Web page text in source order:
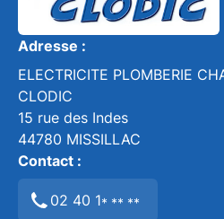
Adresse :
ELECTRICITE PLOMBERIE
CLODIC
15 rue des Indes
44780 MISSILLAC
Contact :
02 40 1* ** **